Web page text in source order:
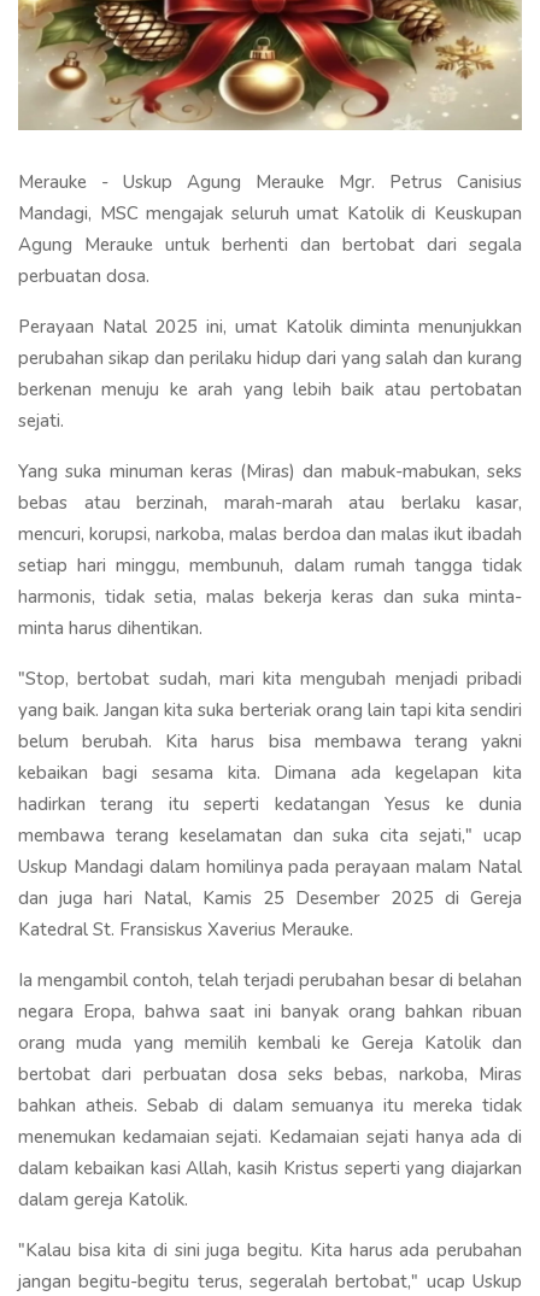
Merauke - Uskup Agung Merauke Mgr. Petrus Canisius
Mandagi, MSC mengajak seluruh umat Katolik di Keuskupan
Agung Merauke untuk berhenti dan bertobat dari segala
perbuatan dosa.
Perayaan Natal 2025 ini, umat Katolik diminta menunjukkan
perubahan sikap dan perilaku hidup dari yang salah dan kurang
berkenan menuju ke arah yang lebih baik atau pertobatan
sejati.
Yang suka minuman keras (Miras) dan mabuk-mabukan, seks
bebas atau berzinah, marah-marah atau berlaku kasar,
mencuri, korupsi, narkoba, malas berdoa dan malas ikut ibadah
setiap hari minggu, membunuh, dalam rumah tangga tidak
harmonis, tidak setia, malas bekerja keras dan suka minta-
minta harus dihentikan.
"Stop, bertobat sudah, mari kita mengubah menjadi pribadi
yang baik. Jangan kita suka berteriak orang lain tapi kita sendiri
belum berubah. Kita harus bisa membawa terang yakni
kebaikan bagi sesama kita. Dimana ada kegelapan kita
hadirkan terang itu seperti kedatangan Yesus ke dunia
membawa terang keselamatan dan suka cita sejati," ucap
Uskup Mandagi dalam homilinya pada perayaan malam Natal
dan juga hari Natal, Kamis 25 Desember 2025 di Gereja
Katedral St. Fransiskus Xaverius Merauke.
Ia mengambil contoh, telah terjadi perubahan besar di belahan
negara Eropa, bahwa saat ini banyak orang bahkan ribuan
orang muda yang memilih kembali ke Gereja Katolik dan
bertobat dari perbuatan dosa seks bebas, narkoba, Miras
bahkan atheis. Sebab di dalam semuanya itu mereka tidak
menemukan kedamaian sejati. Kedamaian sejati hanya ada di
dalam kebaikan kasi Allah, kasih Kristus seperti yang diajarkan
dalam gereja Katolik.
"Kalau bisa kita di sini juga begitu. Kita harus ada perubahan
jangan begitu-begitu terus, segeralah bertobat," ucap Uskup